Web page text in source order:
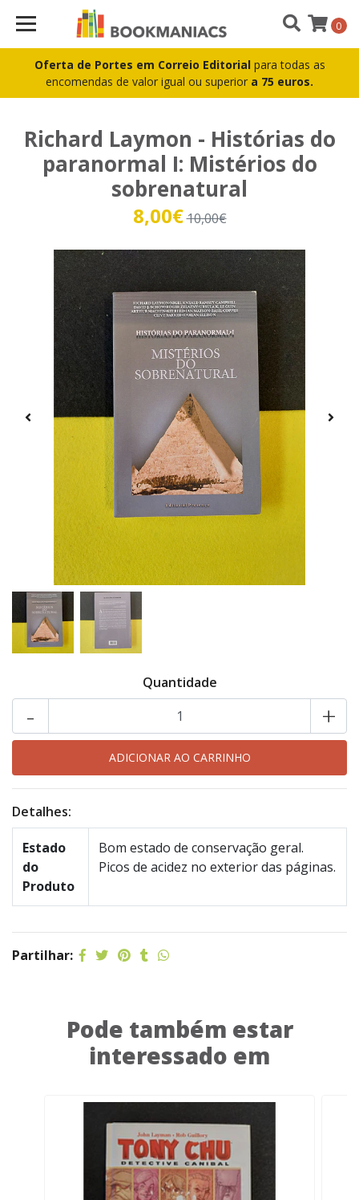
Oferta de Portes em Correio Editorial para todas as
encomendas de valor igual ou superior a 75 euros.
0
Richard Laymon - Histórias do
paranormal I: Mistérios do
sobrenatural
8,00€10,00€
Quantidade
+
-
Detalhes:
Estado
do
Produto
Bom estado de conservação geral.
Picos de acidez no exterior das páginas.
Partilhar:
Pode também estar
interessado em